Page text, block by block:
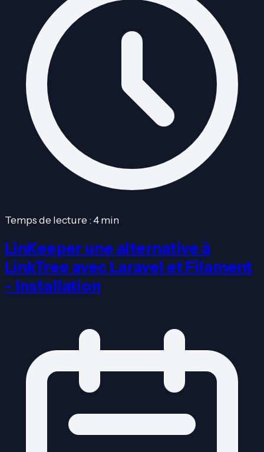
Temps de lecture : 4 min
LinKeeper une alternative à
LinkTree avec Laravel et Filament
- Installation